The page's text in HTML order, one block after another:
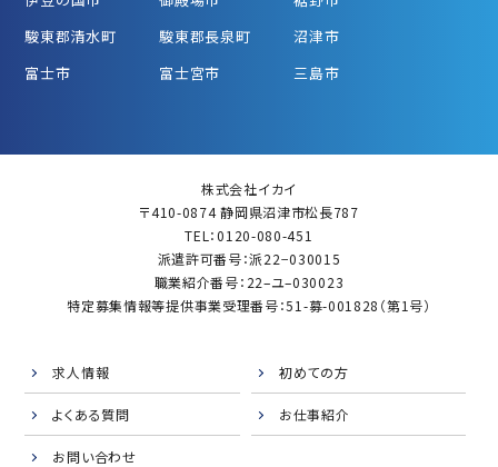
駿東郡清水町
駿東郡長泉町
沼津市
富士市
富士宮市 三島市
株式会社イカイ
〒410-0874 静岡県沼津市松長787
TEL：0120-080-451
派遣許可番号：派22−030015
職業紹介番号：22–ユ–030023
特定募集情報等提供事業受理番号：51-募-001828（第1号）
求人情報 初めての方
よくある質問 お仕事紹介
お問い合わせ